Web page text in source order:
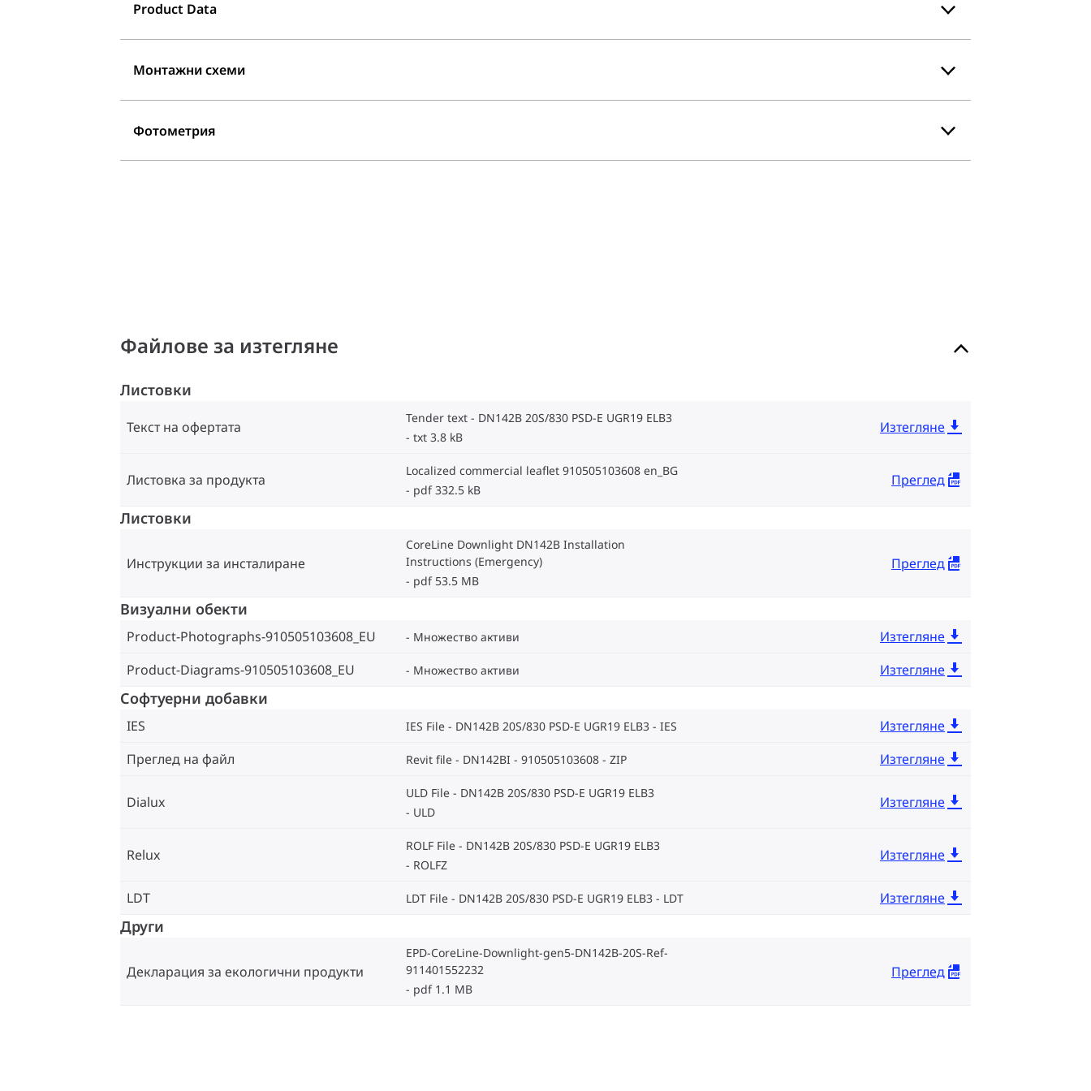
Product Data
Монтажни схеми
Фотометрия
Файлове за изтегляне
Листовки
Текст на офертата
Tender text - DN142B 20S/830 PSD-E UGR19 ELB3
txt 3.8 kB
Изтегляне
Листовка за продукта
Localized commercial leaflet 910505103608 en_BG
pdf 332.5 kB
Преглед
Листовки
Инструкции за инсталиране
CoreLine Downlight DN142B Installation
Instructions (Emergency)
pdf 53.5 MB
Преглед
Визуални обекти
Product-Photographs-910505103608_EU Множество активи
Изтегляне
Product-Diagrams-910505103608_EU
Множество активи Изтегляне
Софтуерни добавки
IES IES File - DN142B 20S/830 PSD-E UGR19 ELB3 IES
Изтегляне
Преглед на файл
Revit file - DN142BI - 910505103608 ZIP Изтегляне
Dialux
ULD File - DN142B 20S/830 PSD-E UGR19 ELB3
ULD
Изтегляне
Relux
ROLF File - DN142B 20S/830 PSD-E UGR19 ELB3
ROLFZ
Изтегляне
LDT LDT File - DN142B 20S/830 PSD-E UGR19 ELB3 LDT Изтегляне
Други
Декларация за екологични продукти
EPD-CoreLine-Downlight-gen5-DN142B-20S-Ref-
911401552232
pdf 1.1 MB
Преглед